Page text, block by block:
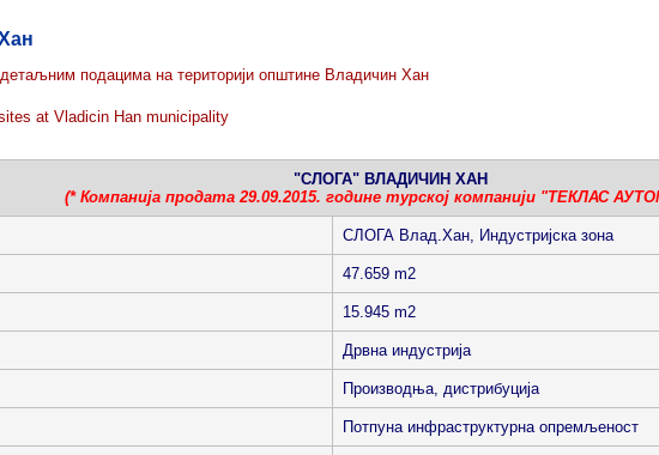
подацима на територији општине Владичин Хан
at Vladicin Han municipality
"СЛОГА" ВЛАДИЧИН ХАН
(* Компанија продата 29.09.2015. године турској компанији "ТЕКЛАС
СЛОГА Влад.Хан, Индустријска зона
47.659 m2
15.945 m2
Дрвна индустрија
Производња, дистрибуција
Потпуна инфраструктурна опремљеност